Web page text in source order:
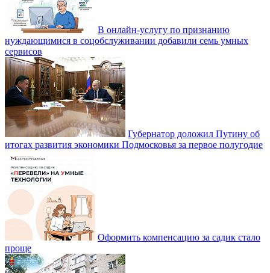
В онлайн-услугу по признанию
нуждающимися в соцобслуживании добавили семь умных
сервисов
Губернатор доложил Путину об
итогах развития экономики Подмосковья за первое полугодие
Оформить компенсацию за садик стало
проще